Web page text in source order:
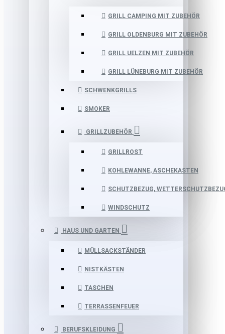
GRILL CAMPING MIT ZUBEHÖR
GRILL OLDENBURG MIT ZUBEHÖR
GRILL UELZEN MIT ZUBEHÖR
GRILL LÜNEBURG MIT ZUBEHÖR
SCHWENKGRILLS
SMOKER
GRILLZUBEHÖR
GRILLROST
KOHLEWANNE, ASCHEKASTEN
SCHUTZBEZUG,
WINDSCHUTZ
HAUS UND GARTEN
MÜLLSACKSTÄNDER
NISTKÄSTEN
TASCHEN
TERRASSENFEUER
BERUFSKLEIDUNG